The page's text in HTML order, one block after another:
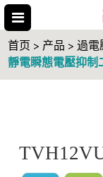
首页 > 产品 > 過
靜電瞬態電壓抑制